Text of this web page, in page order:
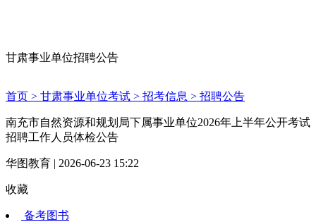
甘肃事业单位招聘公告
首页 > 甘肃事业单位考试 > 招考信息 > 招聘公告
南充市自然资源和规划局下属事业单位2026年上半年公开考试
招聘工作人员体检公告
华图教育 | 2026-06-23 15:22
收藏
备考图书